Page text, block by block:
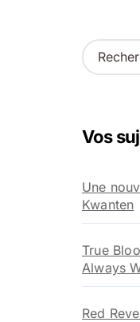
R
e
r
e
r
Vos
Une
Kwanten
True
Always
Red